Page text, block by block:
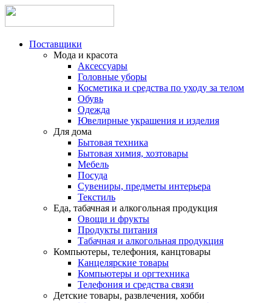
Поставщики
Мода и красота
Аксессуары
Головные уборы
Косметика и средства по уходу за телом
Обувь
Одежда
Ювелирные украшения и изделия
Для дома
Бытовая техника
Бытовая химия, хозтовары
Мебель
Посуда
Сувениры, предметы интерьера
Текстиль
Еда, табачная и алкогольная продукция
Овощи и фрукты
Продукты питания
Табачная и алкогольная продукция
Компьютеры, телефония, канцтовары
Канцелярские товары
Компьютеры и оргтехника
Телефония и средства связи
Детские товары, развлечения, хобби